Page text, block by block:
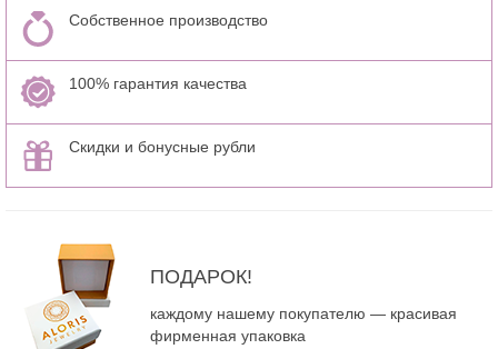
Собственное производство
100% гарантия качества
Скидки и бонусные рубли
ПОДАРОК!
каждому нашему покупателю — красивая
фирменная упаковка